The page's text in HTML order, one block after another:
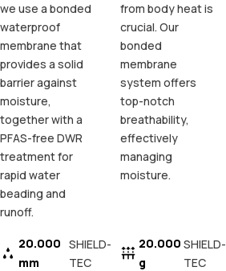
we use a bonded
waterproof
membrane that
provides a solid
barrier against
moisture,
together with a
PFAS-free DWR
treatment for
rapid water
beading and
runoff.
20.000
mm
SHIELD-
TEC
from body heat is
crucial. Our
bonded
membrane
system offers
top-notch
breathability,
effectively
managing
moisture.
20.000
g
SHIELD-
TEC